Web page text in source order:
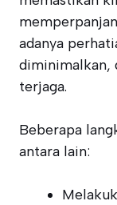
adanya
diminimalkan,
terjaga.
Beberapa
antara lain: